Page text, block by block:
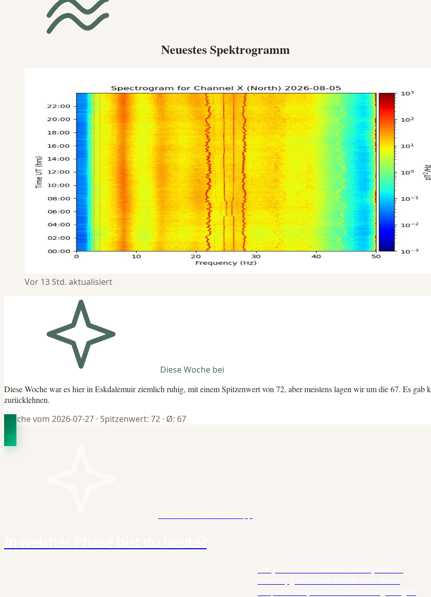
Neuestes Spektrogramm
Vor 13 Std. aktualisiert
Diese Woche bei
Diese Woche war es hier in Eskdalemuir ziemlich ruhig, mit einem Spitzenwert von 72, aber meistens lagen wir um die 67. Es
zurücklehnen.
Woche vom 2026-07-27 · Spitzenwert: 72 · Ø: 67